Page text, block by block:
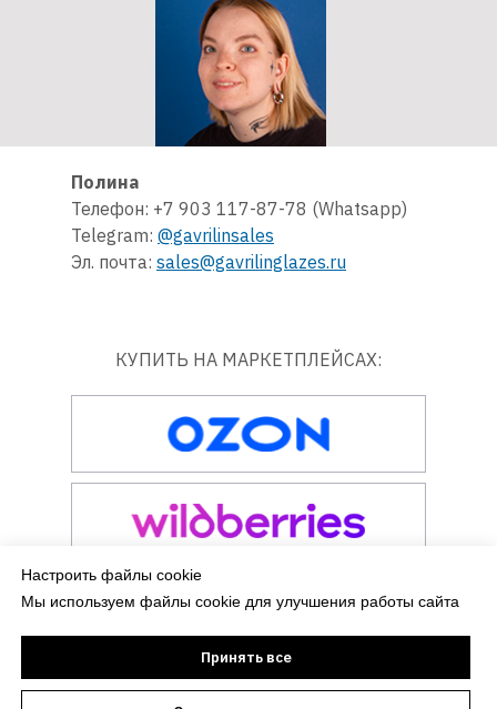
КУПИТЬ НА МАРКЕТПЛЕЙСАХ:
Полина
Телефон: +7 903 117-87-78 (Whatsapp)
Telegram: @gavrilinsales
Эл. почта: sales@gavrilinglazes.ru
2022–2026 ИП Гаврилин Евгений
Настроить файлы cookie
Мы используем файлы cookie для улучшения работы сайта
Принять все